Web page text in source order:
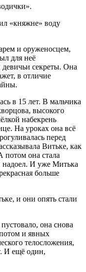
«княжне» воду
и оруженосцем,
для неё
секреты. Она
в отличие
в 15 лет. В мальчика
высокого
набекрень
На уроках она всё
перед
Витьке, как
потом она стала
надоел. И уже Митька
больше
и они опять стали
она снова
и явных
телосложения,
И ещё один,